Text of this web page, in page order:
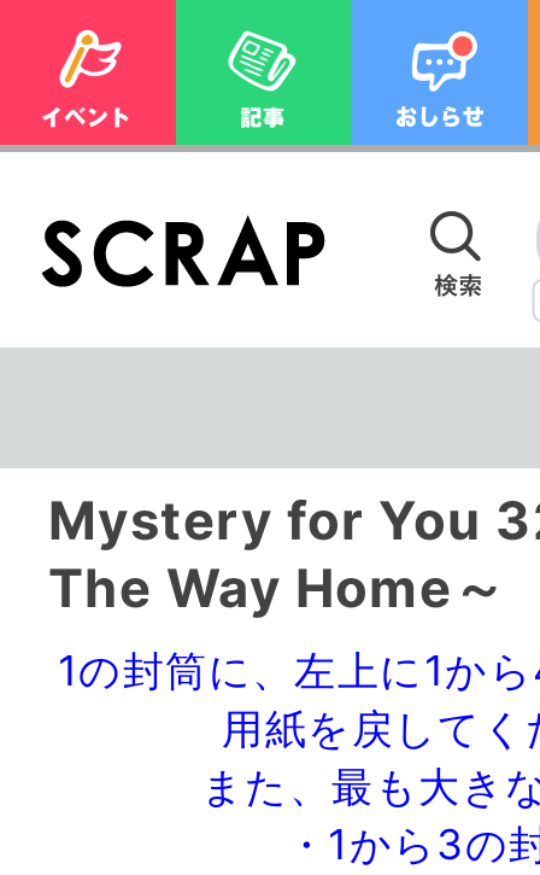
Mystery for You
The Way Home～
1の封筒に、左上に1か
用紙を戻して
また、最も大き
・1から3の